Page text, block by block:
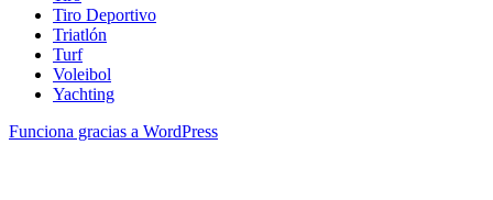
Tiro Deportivo
Triatlón
Turf
Voleibol
Yachting
Funciona gracias a WordPress